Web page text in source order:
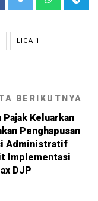
LIGA 1
BERIKUTNYA
Pajak Keluarkan
Penghapusan
Administratif
Implementasi
DJP